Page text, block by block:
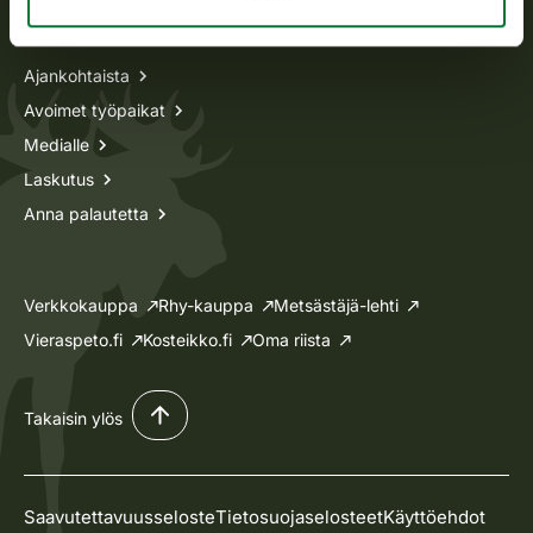
Tietoa meistä
Ajankohtaista
Avoimet työpaikat
Medialle
Laskutus
Anna palautetta
Verkkokauppa Rhy-kauppa
Metsästäjä-lehti
Vieraspeto.fi
Kosteikko.fi Oma riista
Takaisin ylös
SaavutettavuusselosteTietosuojaselosteetKäyttöehdot